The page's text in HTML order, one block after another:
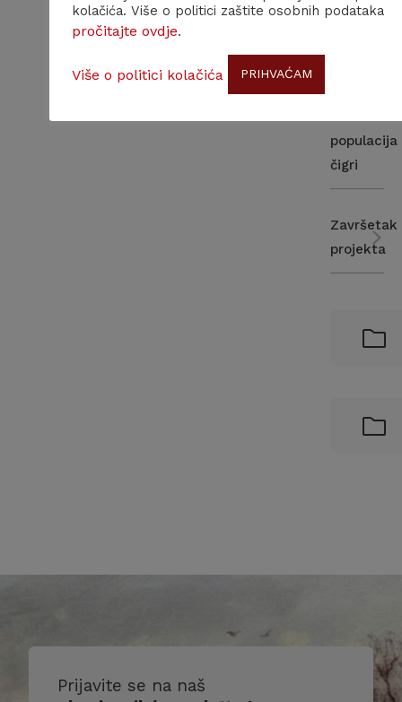
akcijskog
populacija
čigri
Završetak
projekta
Prijavite se na naš
kolačića. Više o politici zaštite osobnih podataka
pročitajte ovdje.
Više o politici kolačića PRIHVAĆAM